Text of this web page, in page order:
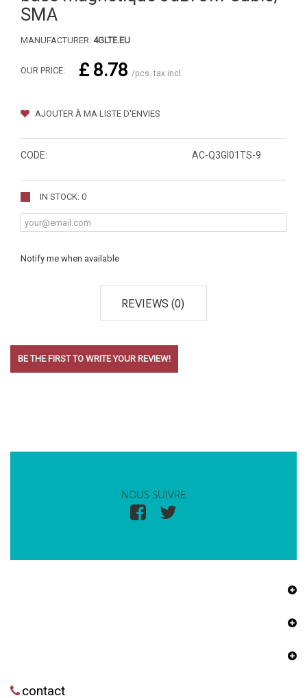
SMA
MANUFACTURER: 4GLTE.EU
OUR PRICE: £ 8.78 /pcs. tax incl.
AJOUTER À MA LISTE D'ENVIES
CODE: AC-Q3GI01TS-9
IN STOCK: 0
Notify me when available
REVIEWS (0)
BE THE FIRST TO WRITE YOUR REVIEW!
NOUS SUIVRE
contact